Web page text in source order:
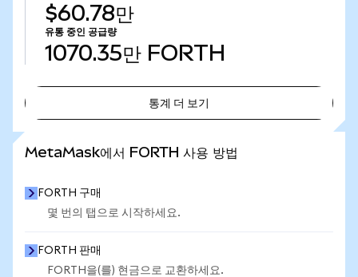
$60.78만
유통 중인 공급량
1070.35만 FORTH
통계 더 보기
MetaMask에서 FORTH 사용 방법
FORTH 구매
몇 번의 탭으로 시작하세요.
FORTH 판매
FORTH을(를) 현금으로 교환하세요.